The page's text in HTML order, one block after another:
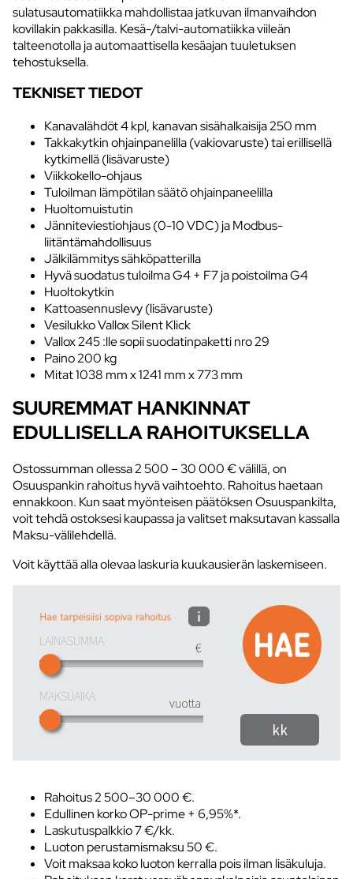
sulatusautomatiikka mahdollistaa jatkuvan ilmanvaihdon
kovillakin pakkasilla. Kesä-/talvi-automatiikka viileän
talteenotolla ja automaattisella kesäajan tuuletuksen
tehostuksella.
TEKNISET TIEDOT
Kanavalähdöt 4 kpl, kanavan sisähalkaisija 250 mm
Takkakytkin ohjainpanelilla (vakiovaruste) tai erillisellä
kytkimellä (lisävaruste)
Viikkokello-ohjaus
Tuloilman lämpötilan säätö ohjainpaneelilla
Huoltomuistutin
Jänniteviestiohjaus (0-10 VDC) ja Modbus-
liitäntämahdollisuus
Jälkilämmitys sähköpatterilla
Hyvä suodatus tuloilma G4 + F7 ja poistoilma G4
Huoltokytkin
Kattoasennuslevy (lisävaruste)
Vesilukko Vallox Silent Klick
Vallox 245 :lle sopii suodatinpaketti nro 29
Paino 200 kg
Mitat 1038 mm x 1241 mm x 773 mm
SUUREMMAT HANKINNAT
EDULLISELLA RAHOITUKSELLA
Ostossumman ollessa 2 500 – 30 000 € välillä, on
Osuuspankin rahoitus hyvä vaihtoehto. Rahoitus haetaan
ennakkoon. Kun saat myönteisen päätöksen Osuuspankilta,
voit tehdä ostoksesi kaupassa ja valitset maksutavan kassalla
Maksu-välilehdellä.
Voit käyttää alla olevaa laskuria kuukausierän laskemiseen.
Rahoitus 2 500–30 000 €.
Edullinen korko OP-prime + 6,95%*.
Laskutuspalkkio 7 €/kk.
Luoton perustamismaksu 50 €.
Voit maksaa koko luoton kerralla pois ilman lisäkuluja.